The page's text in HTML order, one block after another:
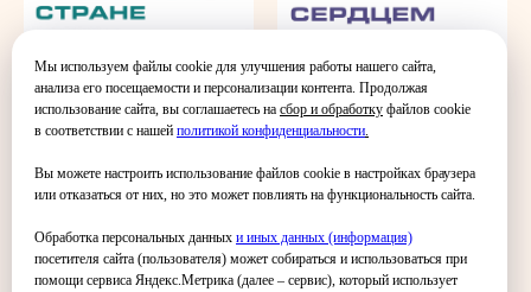
Мы используем файлы cookie для улучшения работы нашего сайта,
анализа его посещаемости и персонализации контента. Продолжая
использование сайта, вы соглашаетесь на сбор и обработку файлов cookie
в соответствии с нашей политикой конфиденциальности.
Вы можете настроить использование файлов cookie в настройках браузера
или отказаться от них, но это может повлиять на функциональность сайта.
Обработка персональных данных и иных данных (информация)
посетителя сайта (пользователя) может собираться и использоваться при
помощи сервиса Яндекс.Метрика (далее – сервис), который использует